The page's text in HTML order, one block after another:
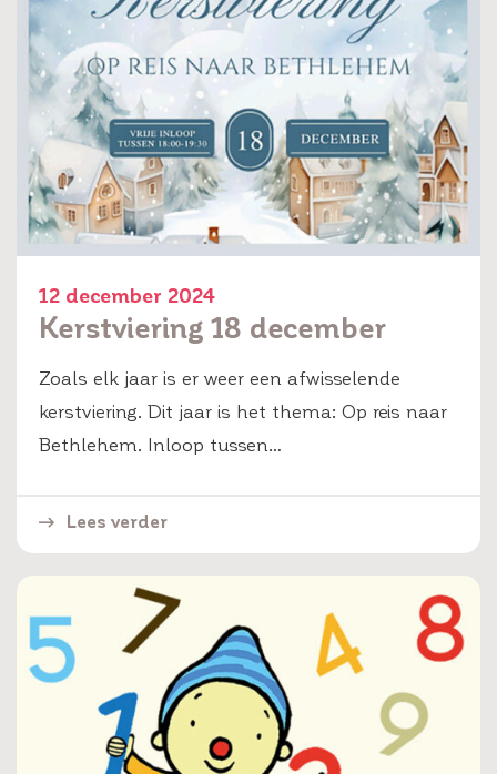
12 december 2024
Kerstviering 18 december
Zoals elk jaar is er weer een afwisselende
kerstviering. Dit jaar is het thema: Op reis naar
Bethlehem. Inloop tussen…
Lees verder